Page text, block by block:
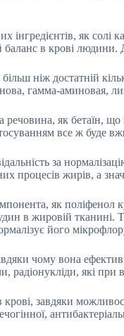
як солі
в крові людини.
ніж достатній
гамма-аминовая,
речовина, як бетаїн,
все ж буде
за
жирів, а
як
в жировій тканині.
його
чому вона
радіонукліди, які
завдяки